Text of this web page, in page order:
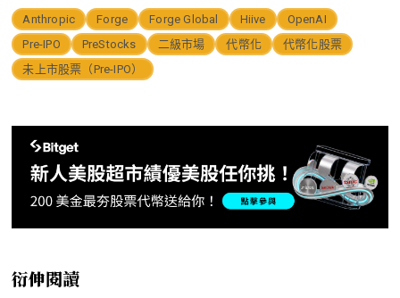
Anthropic Forge Forge Global Hiive
OpenAI
Pre-IPO
PreStocks 二級市場 代幣化
代幣化股票
未上市股票（Pre-IPO）
衍伸閱讀